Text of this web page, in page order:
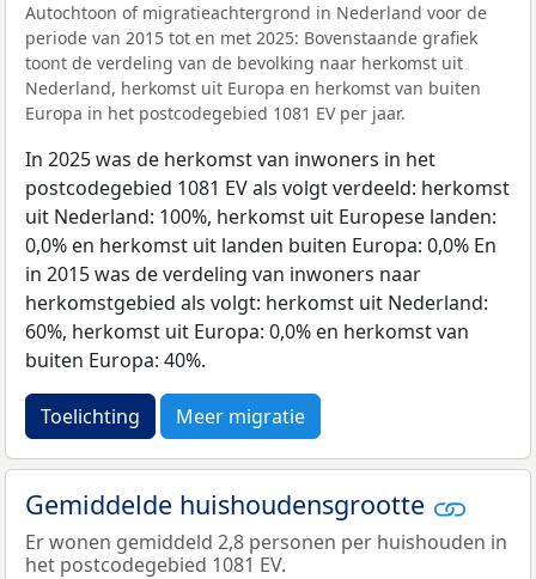
Autochtoon of migratieachtergrond in Nederland voor de
periode van 2015 tot en met 2025: Bovenstaande grafiek
toont de verdeling van de bevolking naar herkomst uit
Nederland, herkomst uit Europa en herkomst van buiten
Europa in het postcodegebied 1081 EV per jaar.
In 2025 was de herkomst van inwoners in het
postcodegebied 1081 EV als volgt verdeeld: herkomst
uit Nederland: 100%, herkomst uit Europese landen:
0,0% en herkomst uit landen buiten Europa: 0,0% En
in 2015 was de verdeling van inwoners naar
herkomstgebied als volgt: herkomst uit Nederland:
60%, herkomst uit Europa: 0,0% en herkomst van
buiten Europa: 40%.
Toelichting Meer migratie
Gemiddelde huishoudensgrootte
Er wonen gemiddeld 2,8 personen per huishouden in
het postcodegebied 1081 EV.